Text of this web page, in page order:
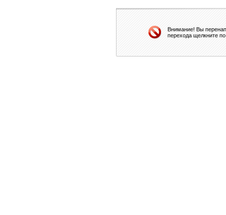
Внимание! Вы
перехода щелкните